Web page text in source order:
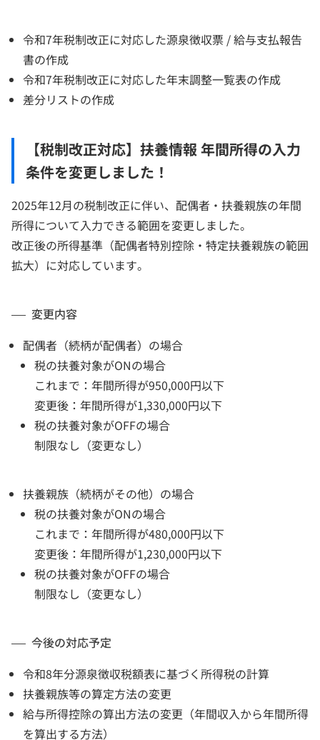
令和7年税制改正に対応した源泉徴収票 / 給与支払報告
書の作成
令和7年税制改正に対応した年末調整一覧表の作成
差分リストの作成
【税制改正対応】扶養情報 年間所得の入力
条件を変更しました！
2025年12月の税制改正に伴い、配偶者・扶養親族の年間
所得について入力できる範囲を変更しました。
改正後の所得基準（配偶者特別控除・特定扶養親族の範囲
拡大）に対応しています。
変更内容
配偶者（続柄が配偶者）の場合
税の扶養対象がONの場合
これまで：年間所得が950,000円以下
変更後：年間所得が1,330,000円以下
税の扶養対象がOFFの場合
制限なし（変更なし）
扶養親族（続柄がその他）の場合
税の扶養対象がONの場合
これまで：年間所得が480,000円以下
変更後：年間所得が1,230,000円以下
税の扶養対象がOFFの場合
制限なし（変更なし）
今後の対応予定
令和8年分源泉徴収税額表に基づく所得税の計算
扶養親族等の算定方法の変更
給与所得控除の算出方法の変更（年間収入から年間所得
を算出する方法）